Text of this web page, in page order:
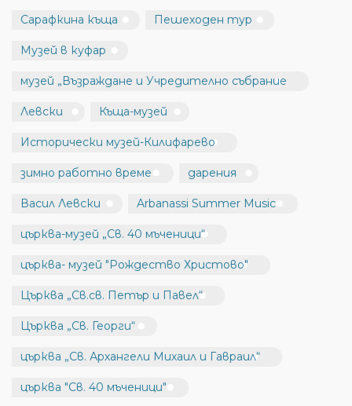
Сарафкина къща Пешеходен тур
Музей в куфар
музей „Възраждане и Учредително събрание
Левски Къща-музей
Исторически музей-Килифарево
зимно работно време дарения
Васил Левски Arbanassi Summer Music
църква-музей „Св. 40 мъченици“
църква- музей "Рождество Христово"
Църква „Св.св. Петър и Павел“
Църква „Св. Георги“
църква „Св. Архангели Михаил и Гавраил“
църква "Св. 40 мъченици"